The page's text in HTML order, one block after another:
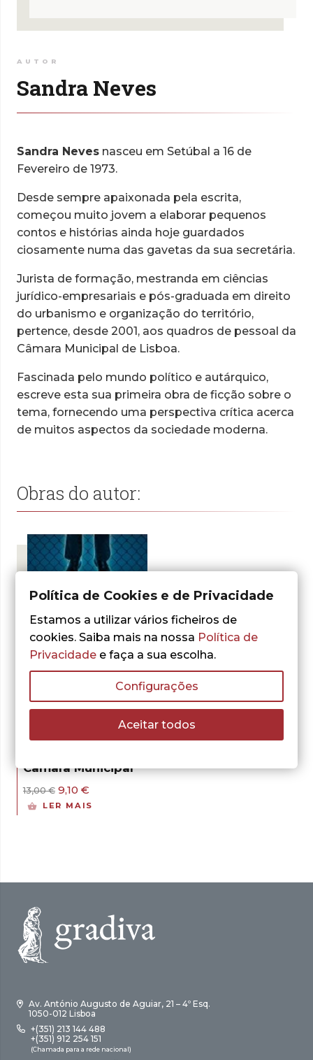
AUTOR
Sandra Neves
Sandra Neves nasceu em Setúbal a 16 de
Fevereiro de 1973.
Desde sempre apaixonada pela escrita,
começou muito jovem a elaborar pequenos
contos e histórias ainda hoje guardados
ciosamente numa das gavetas da sua secretária.
Jurista de formação, mestranda em ciências
jurídico-empresariais e pós-graduada em direito
do urbanismo e organização do território,
pertence, desde 2001, aos quadros de pessoal da
Câmara Municipal de Lisboa.
Fascinada pelo mundo político e autárquico,
escreve esta sua primeira obra de ficção sobre o
tema, fornecendo uma perspectiva crítica acerca
de muitos aspectos da sociedade moderna.
Obras do autor:
Sandra Neves
Câmara Municipal
13,00€ O
preço
9,10 €
preço
LER MAIS
Av. António Augusto de Aguiar, 21 – 4º Esq.
1050-012 Lisboa
+(351) 213 144 488
+(351) 912 254 151
(Chamada para a rede nacional)
Política de Cookies e de Privacidade
Estamos a utilizar vários ficheiros de
cookies. Saiba mais na nossa Política de
Privacidade e faça a sua escolha.
Configurações
Aceitar todos